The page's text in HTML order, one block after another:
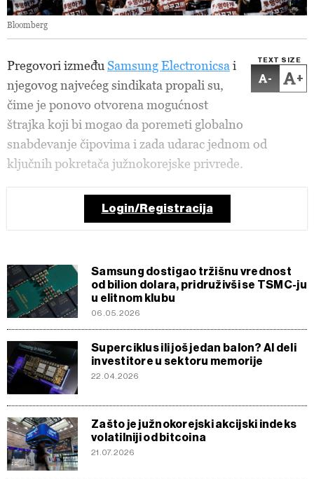
Bloomberg
TEXT SIZE
- +
Pregovori između Samsung Electronicsa i
njegovog najvećeg sindikata propali su,
čime je ponovo otvorena mogućnost
štrajka koji bi mogao da poremeti globalno
snabdevanje čipovima i zada udarac jednom od
ključnih pokretača južnokorejske privrede.
Login/Registracija
Samsung dostigao tržišnu vrednost
od bilion dolara, pridruživši se TSMC-ju
u elitnom klubu
06.05.2026
Superciklus ili još jedan balon? AI deli
investitore u sektoru memorije
22.04.2026
Zašto je južnokorejski akcijski indeks
volatilniji od bitcoina
21.07.2026